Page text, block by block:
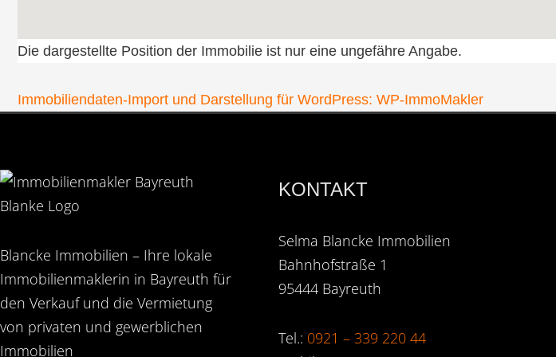
Die dargestellte Position der Immobilie ist nur eine ungefähre Angabe.
Immobiliendaten-Import und Darstellung für WordPress: WP-ImmoMakler
Blancke Immobilien – Ihre lokale
Immobilienmaklerin in Bayreuth für
den Verkauf und die Vermietung
von privaten und gewerblichen
Immobilien
KONTAKT
Selma Blancke Immobilien
Bahnhofstraße 1
95444 Bayreuth
Tel.: 0921 – 339 220 44